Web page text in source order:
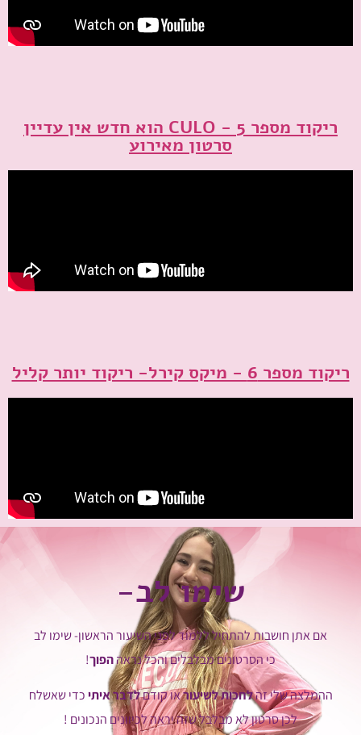
ריקוד מספר 5 - CULO הוא חדש אין עדיין
סרטון מאירוע
ריקוד מספר 6 - מיקס קירל- ריקוד יותר קליל
שימו לב-
אם אתן חושבות להתחיל ללמוד לפני השיעור הראשון- שימו לב
כי הסרטונים מבלבלים והכל נראההפוך!
ההמלצה שלי זהלחכות לשיעוראו קודםלדבר איתיכדי שאשלח
לכן סרטון לא מבלבל שזה יראה לכיוונים הנכונים !